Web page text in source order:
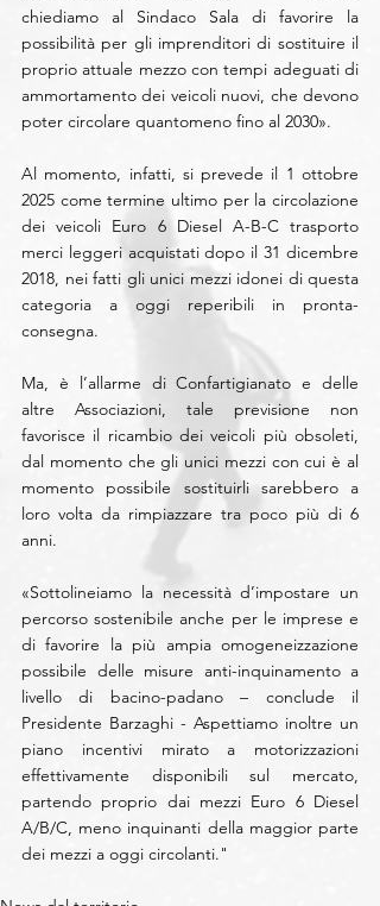
chiediamo al Sindaco Sala di favorire la
possibilità per gli imprenditori di sostituire il
proprio attuale mezzo con tempi adeguati di
ammortamento dei veicoli nuovi, che devono
poter circolare quantomeno fino al 2030».
Al momento, infatti, si prevede il 1 ottobre
2025 come termine ultimo per la circolazione
dei veicoli Euro 6 Diesel A-B-C trasporto
merci leggeri acquistati dopo il 31 dicembre
2018, nei fatti gli unici mezzi idonei di questa
categoria a oggi reperibili in pronta-
consegna.
Ma, è l’allarme di Confartigianato e delle
altre Associazioni, tale previsione non
favorisce il ricambio dei veicoli più obsoleti,
dal momento che gli unici mezzi con cui è al
momento possibile sostituirli sarebbero a
loro volta da rimpiazzare tra poco più di 6
anni.
«Sottolineiamo la necessità d’impostare un
percorso sostenibile anche per le imprese e
di favorire la più ampia omogeneizzazione
possibile delle misure anti-inquinamento a
livello di bacino-padano – conclude il
Presidente Barzaghi - Aspettiamo inoltre un
piano incentivi mirato a motorizzazioni
effettivamente disponibili sul mercato,
partendo proprio dai mezzi Euro 6 Diesel
A/B/C, meno inquinanti della maggior parte
dei mezzi a oggi circolanti."